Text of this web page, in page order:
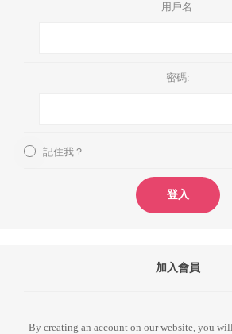
用戶名:
密碼:
記住我？
登入
加入會員
By creating an account on our website, you